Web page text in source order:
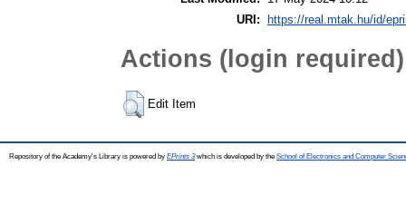
URI:
https://real.mtak.hu/id/
Actions (login required)
Edit Item
Repository of the Academy's Library is powered by EPrints 3which is developed by the School of Electronics and Computer